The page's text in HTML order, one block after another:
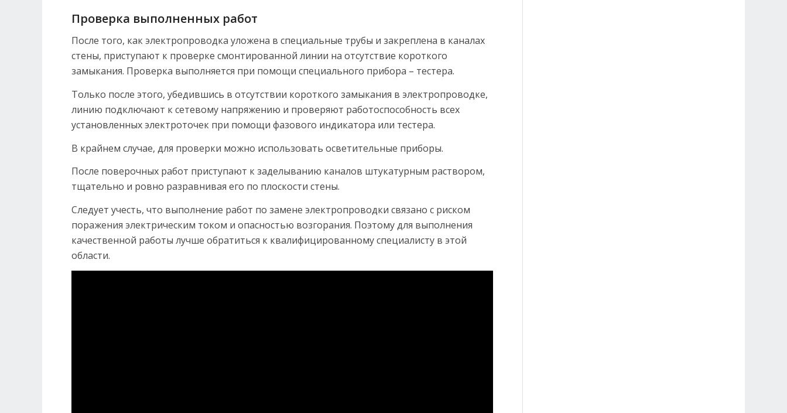
Проверка выполненных работ
После того, как электропроводка уложена в специальные трубы и закреплена в каналах
стены, приступают к проверке смонтированной линии на отсутствие короткого
замыкания. Проверка выполняется при помощи специального прибора – тестера.
Только после этого, убедившись в отсутствии короткого замыкания в электропроводке,
линию подключают к сетевому напряжению и проверяют работоспособность всех
установленных электроточек при помощи фазового индикатора или тестера.
В крайнем случае, для проверки можно использовать осветительные приборы.
После поверочных работ приступают к заделыванию каналов штукатурным раствором,
тщательно и ровно разравнивая его по плоскости стены.
Следует учесть, что выполнение работ по замене электропроводки связано с риском
поражения электрическим током и опасностью возгорания. Поэтому для выполнения
качественной работы лучше обратиться к квалифицированному специалисту в этой
области.